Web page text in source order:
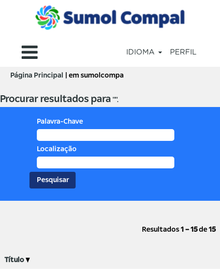
IDIOMA PERFIL
Página Principal em sumolcompa
Procurar resultados para "".
Palavra-Chave
Localização
Resultados 1 – 15de 15
Título